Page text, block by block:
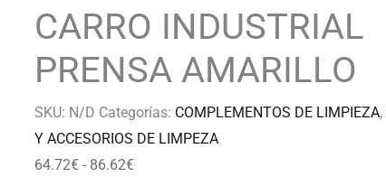
CARRO INDUSTRIAL
PRENSA AMARILLO
SKU: N/D Categorías: COMPLEMENTOS DE LIMPIEZA,
Y ACCESORIOS DE LIMPEZA
64.72€ - 86.62€
desde
hasta
AMARILLO